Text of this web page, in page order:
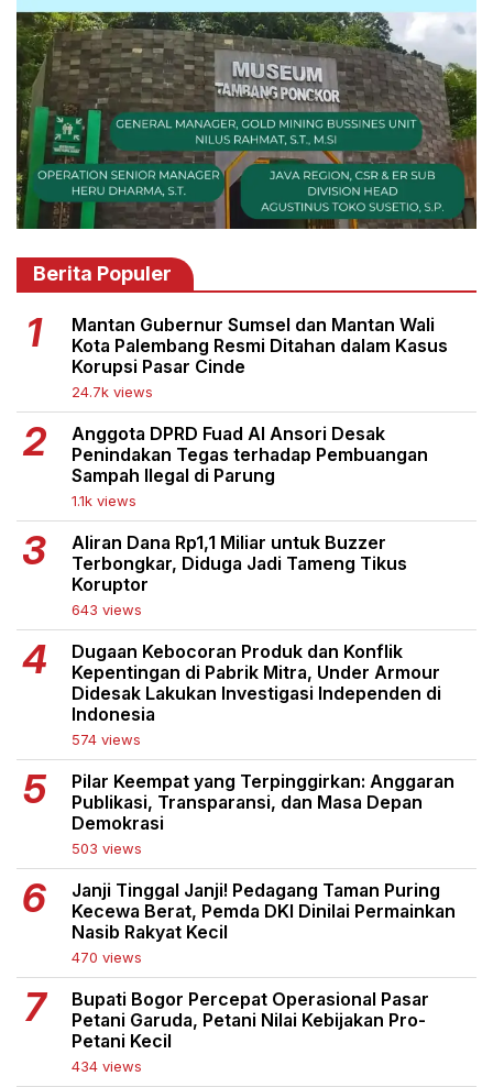
Berita Populer
Mantan Gubernur Sumsel dan Mantan Wali
Kota Palembang Resmi Ditahan dalam Kasus
Korupsi Pasar Cinde
24.7k views
Anggota DPRD Fuad Al Ansori Desak
Penindakan Tegas terhadap Pembuangan
Sampah Ilegal di Parung
1.1k views
Aliran Dana Rp1,1 Miliar untuk Buzzer
Terbongkar, Diduga Jadi Tameng Tikus
Koruptor
643 views
Dugaan Kebocoran Produk dan Konflik
Kepentingan di Pabrik Mitra, Under Armour
Didesak Lakukan Investigasi Independen di
Indonesia
574 views
Pilar Keempat yang Terpinggirkan: Anggaran
Publikasi, Transparansi, dan Masa Depan
Demokrasi
503 views
Janji Tinggal Janji! Pedagang Taman Puring
Kecewa Berat, Pemda DKI Dinilai Permainkan
Nasib Rakyat Kecil
470 views
Bupati Bogor Percepat Operasional Pasar
Petani Garuda, Petani Nilai Kebijakan Pro-
Petani Kecil
434 views